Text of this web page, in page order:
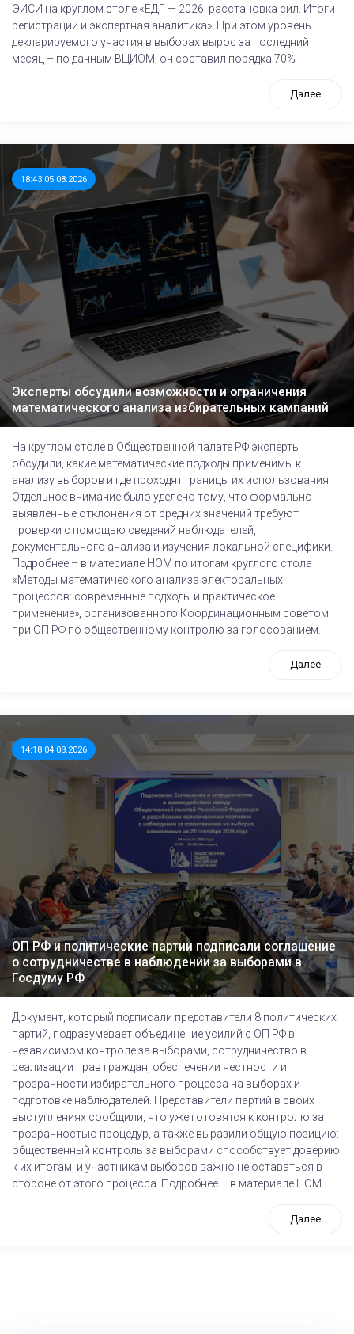
ЭИСИ на круглом столе «ЕДГ — 2026: расстановка сил. Итоги
регистрации и экспертная аналитика». При этом уровень
декларируемого участия в выборах вырос за последний
месяц – по данным ВЦИОМ, он составил порядка 70%
Далее
18:43 05.08.2026
Эксперты обсудили возможности и ограничения
математического анализа избирательных кампаний
На круглом столе в Общественной палате РФ эксперты
обсудили, какие математические подходы применимы к
анализу выборов и где проходят границы их использования.
Отдельное внимание было уделено тому, что формально
выявленные отклонения от средних значений требуют
проверки с помощью сведений наблюдателей,
документального анализа и изучения локальной специфики.
Подробнее – в материале НОМ по итогам круглого стола
«Методы математического анализа электоральных
процессов: современные подходы и практическое
применение», организованного Координационным советом
при ОП РФ по общественному контролю за голосованием.
Далее
14:18 04.08.2026
ОП РФ и политические партии подписали соглашение
о сотрудничестве в наблюдении за выборами в
Госдуму РФ
Документ, который подписали представители 8 политических
партий, подразумевает объединение усилий с ОП РФ в
независимом контроле за выборами, сотрудничество в
реализации прав граждан, обеспечении честности и
прозрачности избирательного процесса на выборах и
подготовке наблюдателей. Представители партий в своих
выступлениях сообщили, что уже готовятся к контролю за
прозрачностью процедур, а также выразили общую позицию:
общественный контроль за выборами способствует доверию
к их итогам, и участникам выборов важно не оставаться в
стороне от этого процесса. Подробнее – в материале НОМ.
Далее